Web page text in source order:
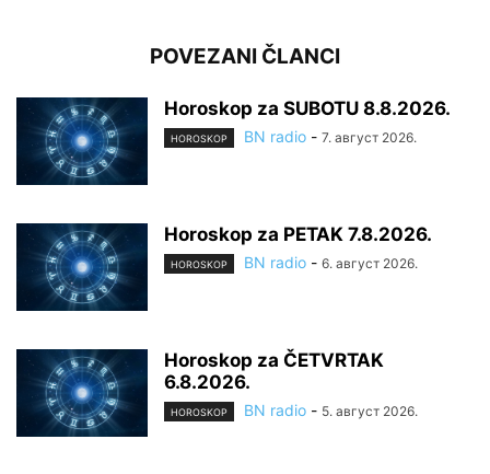
POVEZANI ČLANCI
Horoskop za SUBOTU 8.8.2026.
HOROSKOP BN radio - 7. август 2026.
Horoskop za PETAK 7.8.2026.
HOROSKOP BN radio - 6. август 2026.
Horoskop za ČETVRTAK
6.8.2026.
HOROSKOP BN radio - 5. август 2026.